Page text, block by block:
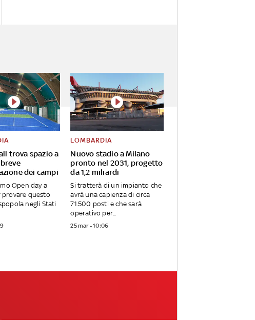
trova spazio a
dei campi
Open day a
provare questo
negli Stati
Nuovo stadio a Milano
pronto nel 2031, progetto
da 1,2 miliardi
LOMBARDIA
Si tratterà di un impianto che
avrà una capienza di circa
71.500 posti e che sarà
operativo per...
25 mar - 10:06